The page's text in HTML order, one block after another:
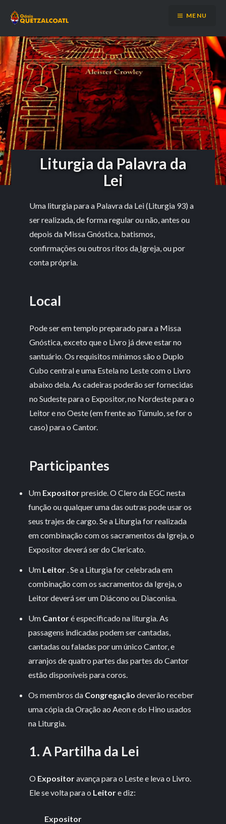
para
MENU
Liturgia da Palavra da
Lei
Uma liturgia para a Palavra da Lei (Liturgia 93) a
ser realizada, de forma regular ou não, antes ou
depois da Missa Gnóstica, batismos,
confirmações ou outros ritos da Igreja, ou por
conta própria.
Local
Pode ser em templo preparado para a Missa
Gnóstica, exceto que o Livro já deve estar no
santuário. Os requisitos mínimos são o Duplo
Cubo central e uma Estela no Leste com o Livro
abaixo dela. As cadeiras poderão ser fornecidas
no Sudeste para o Expositor, no Nordeste para o
Leitor e no Oeste (em frente ao Túmulo, se for o
caso) para o Cantor.
Participantes
Um Expositorpreside. O Clero da EGC nesta
função ou qualquer uma das outras pode usar os
seus trajes de cargo. Se a Liturgia for realizada
em combinação com os sacramentos da Igreja, o
Expositor deverá ser do Clericato.
Um Leitor. Se a Liturgia for celebrada em
combinação com os sacramentos da Igreja, o
Leitor deverá ser um Diácono ou Diaconisa.
Um Cantoré especificado na liturgia. As
passagens indicadas podem ser cantadas,
cantadas ou faladas por um único Cantor, e
arranjos de quatro partes das partes do Cantor
estão disponíveis para coros.
Os membros da Congregação deverão receber
uma cópia da Oração ao Aeon e do Hino usados
na Liturgia.
1. A Partilha da Lei
O Expositoravança para o Leste e leva o Livro.
Ele se volta para o Leitore diz:
Expositor